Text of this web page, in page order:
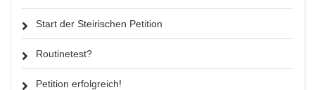
Start der Steirischen Petition
Routinetest?
Petition erfolgreich!